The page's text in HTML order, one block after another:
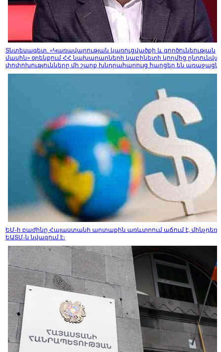
Տնտեսագետ. «Կառավարության կառուցվածքի և գործունեության
մասին» օրենքում ՀՀ նախարարների կաբինետի կողմից
փոփոխությունները մի շարք խնդրահարույց հարցեր են
ԵՄ-ի բաժինը Հայաստանի արտաքին առևտրում աճում է, մինչդեռ
ԵԱՏՄ-ն նվազում է։